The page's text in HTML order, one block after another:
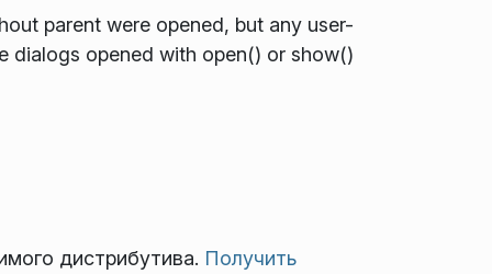
parent were opened, but any user-
dialogs opened with open() or show()
дистрибутива. Получить